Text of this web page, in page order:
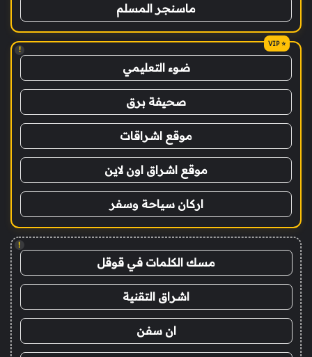
ماسنجر المسلم
!
ضوء التعليمي
صحيفة برق
موقع اشراقات
موقع اشراق اون لاين
اركان سياحة وسفر
!
مسك الكلمات في قوقل
اشراق التقنية
ان سفن